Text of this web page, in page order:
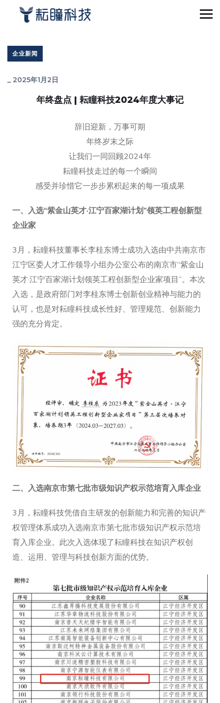
企业新闻
_ 2025年1月2日
年终盘点 | 耘瞳科技2024年度大事记
辞旧迎新，万事可期
年终岁末之际
让我们一同回顾2024年
耘瞳科技走过的每一个瞬间
感受并珍惜它一步步累积起来的每一项成果
一、 入选“紫金山英才·江宁百家湖计划”领英工程创新型
企业家
3月，耘瞳科技董事长李桂东博士成功入选由中共南京市
江宁区委人才工作领导小组办公室公布的南京市“紫金山
英才·江宁百家湖计划领英工程创新型企业家项目”。本次
入选，是政府部门对李桂东博士创新创业精神与能力的
认可，也是对耘瞳科技成长性好、管理规范、创新能力
强的充分肯定。
二、 入选南京市第七批市级知识产权示范培育入库企业
3月，耘瞳科技凭借自主研发的创新能力和完善的知识产
权管理体系成功入选南京市第七批市级知识产权示范培
育入库企业。此次入选体现了耘瞳科技在知识产权创
造、运用、管理与科技创新方面的优势。